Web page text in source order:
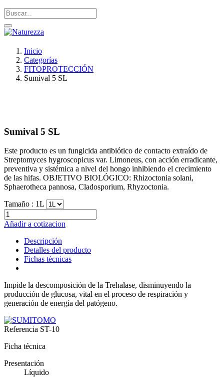
Inicio
Categorías
FITOPROTECCIÓN
Sumival 5 SL
Sumival 5 SL
Este producto es un fungicida antibiótico de contacto extraído de
Streptomyces hygroscopicus var. Limoneus, con acción erradicante,
preventiva y sistémica a nivel del hongo inhibiendo el crecimiento
de las hifas. OBJETIVO BIOLÓGICO: Rhizoctonia solani,
Sphaerotheca pannosa, Cladosporium, Rhyzoctonia.
Tamaño : 1L
Añadir a cotizacion
Descripción
Detalles del producto
Fichas técnicas
Impide la descomposición de la Trehalase, disminuyendo la
producción de glucosa, vital en el proceso de respiración y
generación de energía del patógeno.
Referencia ST-10
Ficha técnica
Presentación
Líquido